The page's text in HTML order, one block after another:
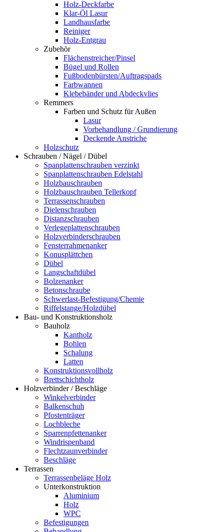
Holz-Deckfarbe
Klar-Öl Lasur
Landhausfarbe
Reiniger
Holz-Entgrau
Zubehör
Flächenstreicher/Pinsel
Bügel und Rollen
Fußbodenbürsten/Auftragspads
Farbwannen
Klebebänder und Abdeckvlies
Remmers
Farben und Schutz für Außen
Lasur
Vorbehandlung / Grundierung
Deckende Anstriche
Holzschutz
Schrauben / Nägel / Dübel
Spanplattenschrauben verzinkt
Spanplattenschrauben Edelstahl
Holzbauschrauben
Holzbauschrauben Tellerkopf
Terrassenschrauben
Dielenschrauben
Distanzschrauben
Verlegeplattenschrauben
Holzverbinderschrauben
Fensterrahmenanker
Konusplättchen
Dübel
Langschaftdübel
Bolzenanker
Betonschraube
Schwerlast-Befestigung/Chemie
Riffelstange/Holzdübel
Bau- und Konstruktionsholz
Bauholz
Kantholz
Bohlen
Schalung
Latten
Konstruktionsvollholz
Brettschichtholz
Holzverbinder / Beschläge
Winkelverbinder
Balkenschuh
Pfostenträger
Lochbleche
Sparrenpfettenanker
Windrispenband
Flechtzaunverbinder
Beschläge
Terrassen
Terrassenbeläge Holz
Unterkonstruktion
Aluminium
Holz
WPC
Befestigungen